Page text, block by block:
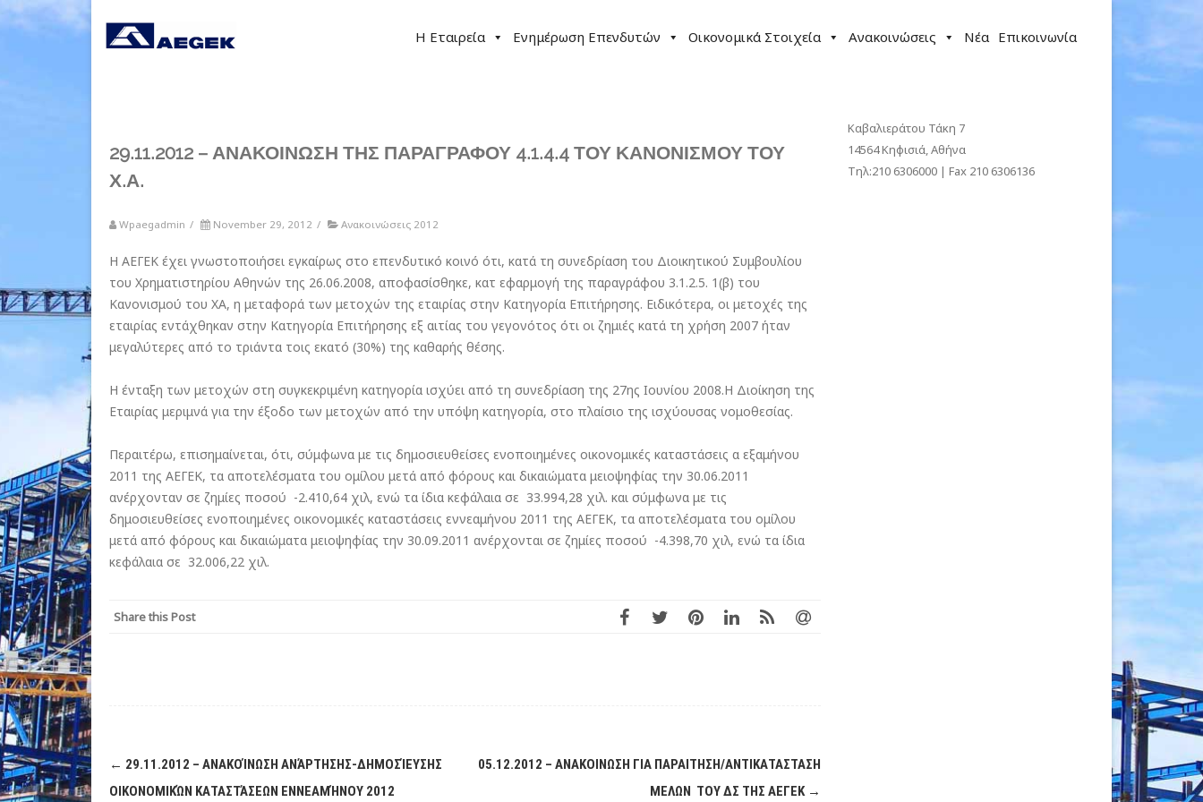
Η Εταιρεία Ενημέρωση Επενδυτών Οικονομικά Στοιχεία Ανακοινώσεις Νέα Επικοινωνία
29.11.2012 – ΑΝΑΚΟΙΝΩΣΗ ΤΗΣ ΠΑΡΑΓΡΑΦΟΥ 4.1.4.4 ΤΟΥ ΚΑΝΟΝΙΣΜΟΥ ΤΟΥ
Χ.Α.
Wpaegadmin / November 29, 2012 / Ανακοινώσεις 2012
Η ΑΕΓΕΚ έχει γνωστοποιήσει εγκαίρως στο επενδυτικό κοινό ότι, κατά τη συνεδρίαση του Διοικητικού Συμβουλίου
του Χρηματιστηρίου Αθηνών της 26.06.2008, αποφασίσθηκε, κατ εφαρμογή της παραγράφου 3.1.2.5. 1(β) του
Κανονισμού του ΧΑ, η μεταφορά των μετοχών της εταιρίας στην Κατηγορία Επιτήρησης. Ειδικότερα, οι μετοχές της
εταιρίας εντάχθηκαν στην Κατηγορία Επιτήρησης εξ αιτίας του γεγονότος ότι οι ζημιές κατά τη χρήση 2007 ήταν
μεγαλύτερες από το τριάντα τοις εκατό (30%) της καθαρής θέσης.
Η ένταξη των μετοχών στη συγκεκριμένη κατηγορία ισχύει από τη συνεδρίαση της 27ης Ιουνίου 2008.H Διοίκηση της
Εταιρίας μεριμνά για την έξοδο των μετοχών από την υπόψη κατηγορία, στο πλαίσιο της ισχύουσας νομοθεσίας.
Περαιτέρω, επισημαίνεται, ότι, σύμφωνα με τις δημοσιευθείσες ενοποιημένες οικονομικές καταστάσεις α εξαμήνου
2011 της ΑΕΓΕΚ, τα αποτελέσματα του ομίλου μετά από φόρους και δικαιώματα μειοψηφίας την 30.06.2011
ανέρχονταν σε ζημίες ποσού  -2.410,64 χιλ, ενώ τα ίδια κεφάλαια σε  33.994,28 χιλ. και σύμφωνα με τις
δημοσιευθείσες ενοποιημένες οικονομικές καταστάσεις εννεαμήνου 2011 της ΑΕΓΕΚ, τα αποτελέσματα του ομίλου
μετά από φόρους και δικαιώματα μειοψηφίας την 30.09.2011 ανέρχονται σε ζημίες ποσού  -4.398,70 χιλ, ενώ τα ίδια
κεφάλαια σε  32.006,22 χιλ.
Share this Post
Post
navigation
← 29.11.2012 – ΑΝΑΚΟΊΝΩΣΗ ΑΝΆΡΤΗΣΗΣ-ΔΗΜΟΣΊΕΥΣΗΣ
ΟΙΚΟΝΟΜΙΚΏΝ ΚΑΤΑΣΤΆΣΕΩΝ ΕΝΝΕΑΜΉΝΟΥ 2012
05.12.2012 – ΑΝΑΚΟΙΝΩΣΗ ΓΙΑ ΠΑΡΑΙΤΗΣΗ/ΑΝΤΙΚΑΤΑΣΤΑΣΗ
ΜΕΛΩΝ ΤΟΥ ΔΣ ΤΗΣ ΑΕΓΕΚ →
Καβαλιεράτου Τάκη 7
14564 Κηφισιά, Αθήνα
Τηλ:210 6306000 | Fax 210 6306136